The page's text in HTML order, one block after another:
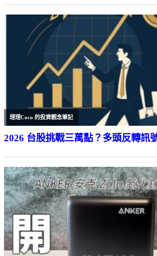
理理Coco 的投資觀念筆記
2026 台股挑戰三萬點？多頭反轉訊